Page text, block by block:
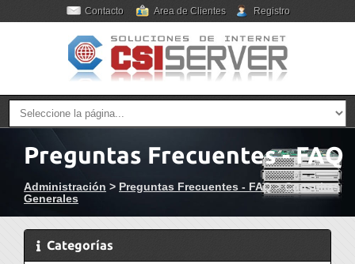
Contacto Area de Clientes Registro
Preguntas Frecuentes - FAQ
Administración > Preguntas Frecuentes - FAQ>Consultas
Generales
Categorías